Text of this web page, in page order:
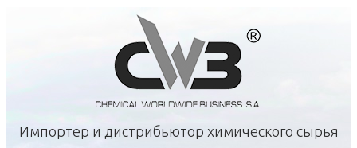
Импортер и дистрибьютор химического сырья